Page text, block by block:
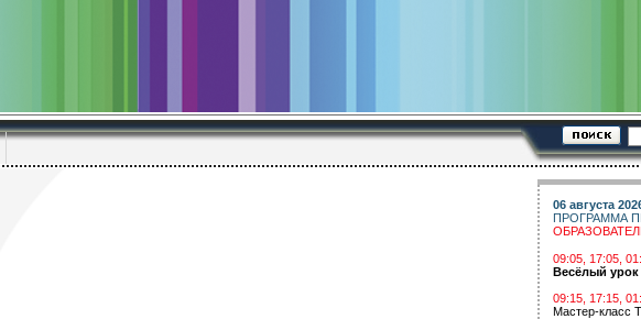
06 августа
ПРОГРАММА
09:05, 17:05,
Весёлый урок
09:15, 17:15,
Мастер-класс